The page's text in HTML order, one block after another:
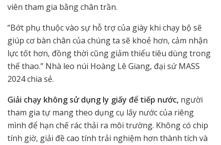
viên tham gia bằng chân trần.
“Bớt phụ thuộc vào sự hỗ trợ của giày khi chạy bộ sẽ
giúp cơ bàn chân của chúng ta sẽ khoẻ hơn, cảm nhận
lực tốt hơn, đồng thời cũng giảm thiểu tiêu dùng trong
thể thao.” Nhà leo núi Hoàng Lê Giang, đại sứ MASS
2024 chia sẻ.
Giải chạy không sử dụng ly giấy để tiếp nước, người
tham gia tự mang theo dụng cụ lấy nước của riêng
mình để hạn chế rác thải ra môi trường. Không có chip
tính giờ, giải đề cao tính trải nghiệm hơn thành tích và